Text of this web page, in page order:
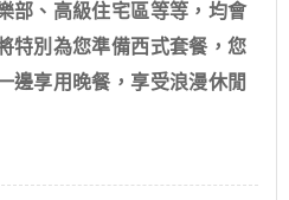
部、高級住宅區等等，均會
特別為您準備西式套餐，您
邊享用晚餐，享受浪漫休閒